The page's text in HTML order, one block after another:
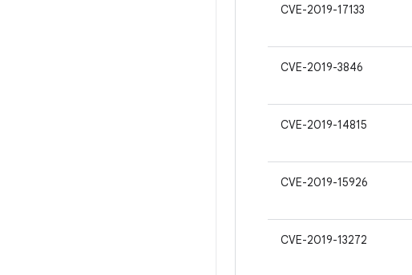
CVE-2019-17133
CVE-2019-3846
CVE-2019-14815
CVE-2019-15926
CVE-2019-13272